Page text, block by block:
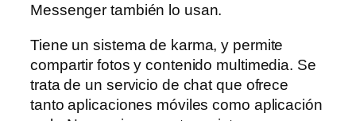
Messenger también lo usan.
Tiene un sistema de karma, y permite
compartir fotos y contenido multimedia. Se
trata de un servicio de chat que ofrece
tanto aplicaciones móviles como aplicación